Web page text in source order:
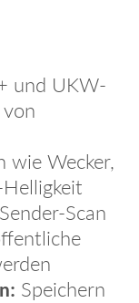
und UKW-
wie Wecker,
Scan
Speichern